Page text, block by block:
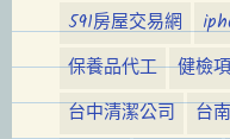
591房屋交易網
保養品代工
健檢
台中清潔公司
台